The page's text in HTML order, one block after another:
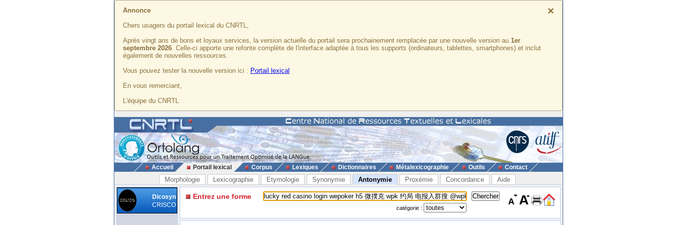
×
Annonce
Chers usagers du portail lexical du CNRTL,
Après vingt ans de bons et loyaux services, la version actuelle du portail sera prochainement remplacée par une nouvelle version au 1er
septembre 2026. Celle-ci apporte une refonte complète de l'interface adaptée à tous les supports (ordinateurs, tablettes, smartphones) et inclut
également de nouvelles ressources.
Vous pouvez tester la nouvelle version ici : Portail lexical
En vous remerciant,
L'équipe du CNRTL
Accueil Portail lexical Corpus Lexiques Dictionnaires Métalexicographie Outils Contact
Morphologie Lexicographie Etymologie Synonymie Antonymie Proxémie Concordance Aide
Dicosyn
CRISCO
Entrez une forme
catégorie :